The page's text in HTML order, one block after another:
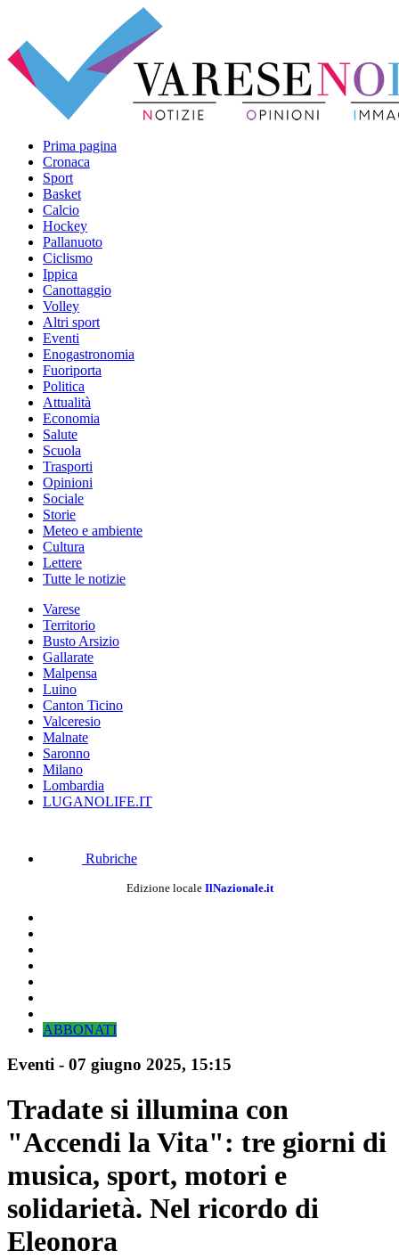
Prima pagina
Cronaca
Sport
Basket
Calcio
Hockey
Pallanuoto
Ciclismo
Ippica
Canottaggio
Volley
Altri sport
Eventi
Enogastronomia
Fuoriporta
Politica
Attualità
Economia
Salute
Scuola
Trasporti
Opinioni
Sociale
Storie
Meteo e ambiente
Cultura
Lettere
Tutte le notizie
Varese
Territorio
Busto Arsizio
Gallarate
Malpensa
Luino
Canton Ticino
Valceresio
Malnate
Saronno
Milano
Lombardia
LUGANOLIFE.IT
Rubriche
Edizione locale IlNazionale.it
ABBONATI
Eventi - 07 giugno 2025, 15:15
Tradate si illumina con
"Accendi la Vita": tre giorni di
musica, sport, motori e
solidarietà. Nel ricordo di
Eleonora